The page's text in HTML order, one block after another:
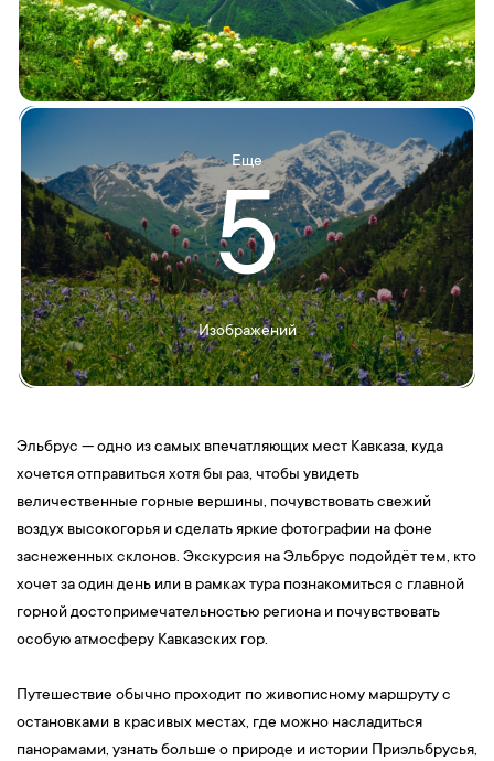
Еще
5
Изображений
Эльбрус — одно из самых впечатляющих мест Кавказа, куда
хочется отправиться хотя бы раз, чтобы увидеть
величественные горные вершины, почувствовать свежий
воздух высокогорья и сделать яркие фотографии на фоне
заснеженных склонов. Экскурсия на Эльбрус подойдёт тем, кто
хочет за один день или в рамках тура познакомиться с главной
горной достопримечательностью региона и почувствовать
особую атмосферу Кавказских гор.
Путешествие обычно проходит по живописному маршруту с
остановками в красивых местах, где можно насладиться
панорамами, узнать больше о природе и истории Приэльбрусья,